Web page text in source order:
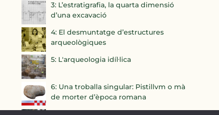
3: L’estratigrafia, la quarta dimensió
d’una excavació
4: El desmuntatge d’estructures
arqueològiques
5: L'arqueologia idíl·lica
6: Una troballa singular: Pistillvm o mà
de morter d’època romana